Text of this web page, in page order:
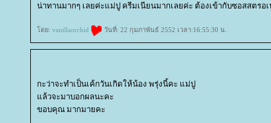
น่าทานมากๆ เลยค่ะแม่ปู ครีมเนียนมากเลยค่ะ ต้องเข้ากับซอสสตรอเ
ดย: vanillaorchid วันที่: 22 กุมภาพันธ์ 2552 เวลา:16:55:30 น.
กะว่าจะทำเป็นเค้กวันเกิดให้น้อง พรุ่งนี้คะ แม่ปู
ล้วจะมาบอกผลนะคะ
ขอบคุณ มากมายคะ